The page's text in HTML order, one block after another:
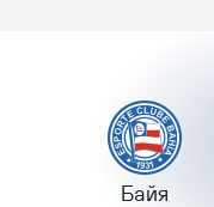
Байя